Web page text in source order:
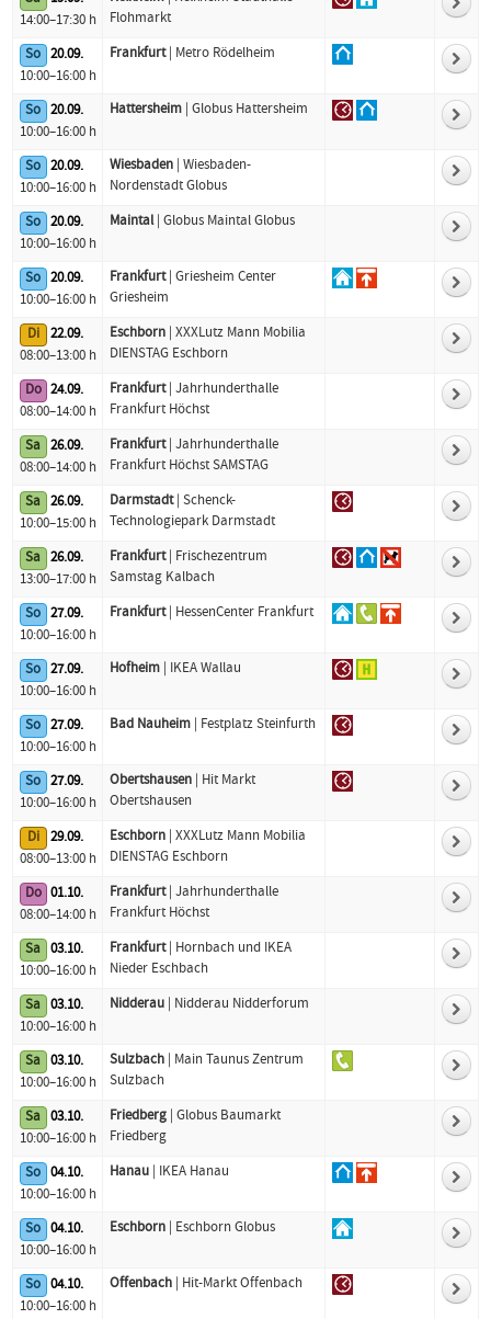
14:00–17:30 h
Flohmarkt
So 20.09.
10:00–16:00 h
Frankfurt| Metro Rödelheim
So 20.09.
10:00–16:00 h
Hattersheim| Globus Hattersheim
So 20.09.
10:00–16:00 h
Wiesbaden| Wiesbaden-
Nordenstadt Globus
So 20.09.
10:00–16:00 h
Maintal| Globus Maintal Globus
So 20.09.
10:00–16:00 h
Frankfurt| Griesheim Center
Griesheim
Di 22.09.
08:00–13:00 h
Eschborn| XXXLutz Mann Mobilia
DIENSTAG Eschborn
Do 24.09.
08:00–14:00 h
Frankfurt| Jahrhunderthalle
Frankfurt Höchst
Sa 26.09.
08:00–14:00 h
Frankfurt| Jahrhunderthalle
Frankfurt Höchst SAMSTAG
Sa 26.09.
10:00–15:00 h
Darmstadt| Schenck-
Technologiepark Darmstadt
Sa 26.09.
13:00–17:00 h
Frankfurt| Frischezentrum
Samstag Kalbach
So 27.09.
10:00–16:00 h
Frankfurt| HessenCenter Frankfurt
So 27.09.
10:00–16:00 h
Hofheim| IKEA Wallau
So 27.09.
10:00–16:00 h
Bad Nauheim| Festplatz Steinfurth
So 27.09.
10:00–16:00 h
Obertshausen| Hit Markt
Obertshausen
Di 29.09.
08:00–13:00 h
Eschborn| XXXLutz Mann Mobilia
DIENSTAG Eschborn
Do 01.10.
08:00–14:00 h
Frankfurt| Jahrhunderthalle
Frankfurt Höchst
Sa 03.10.
10:00–16:00 h
Frankfurt| Hornbach und IKEA
Nieder Eschbach
Sa 03.10.
10:00–16:00 h
Nidderau| Nidderau Nidderforum
Sa 03.10.
10:00–16:00 h
Sulzbach| Main Taunus Zentrum
Sulzbach
Sa 03.10.
10:00–16:00 h
Friedberg| Globus Baumarkt
Friedberg
So 04.10.
10:00–16:00 h
Hanau| IKEA Hanau
So 04.10.
10:00–16:00 h
Eschborn| Eschborn Globus
So 04.10.
10:00–16:00 h
Offenbach| Hit-Markt Offenbach